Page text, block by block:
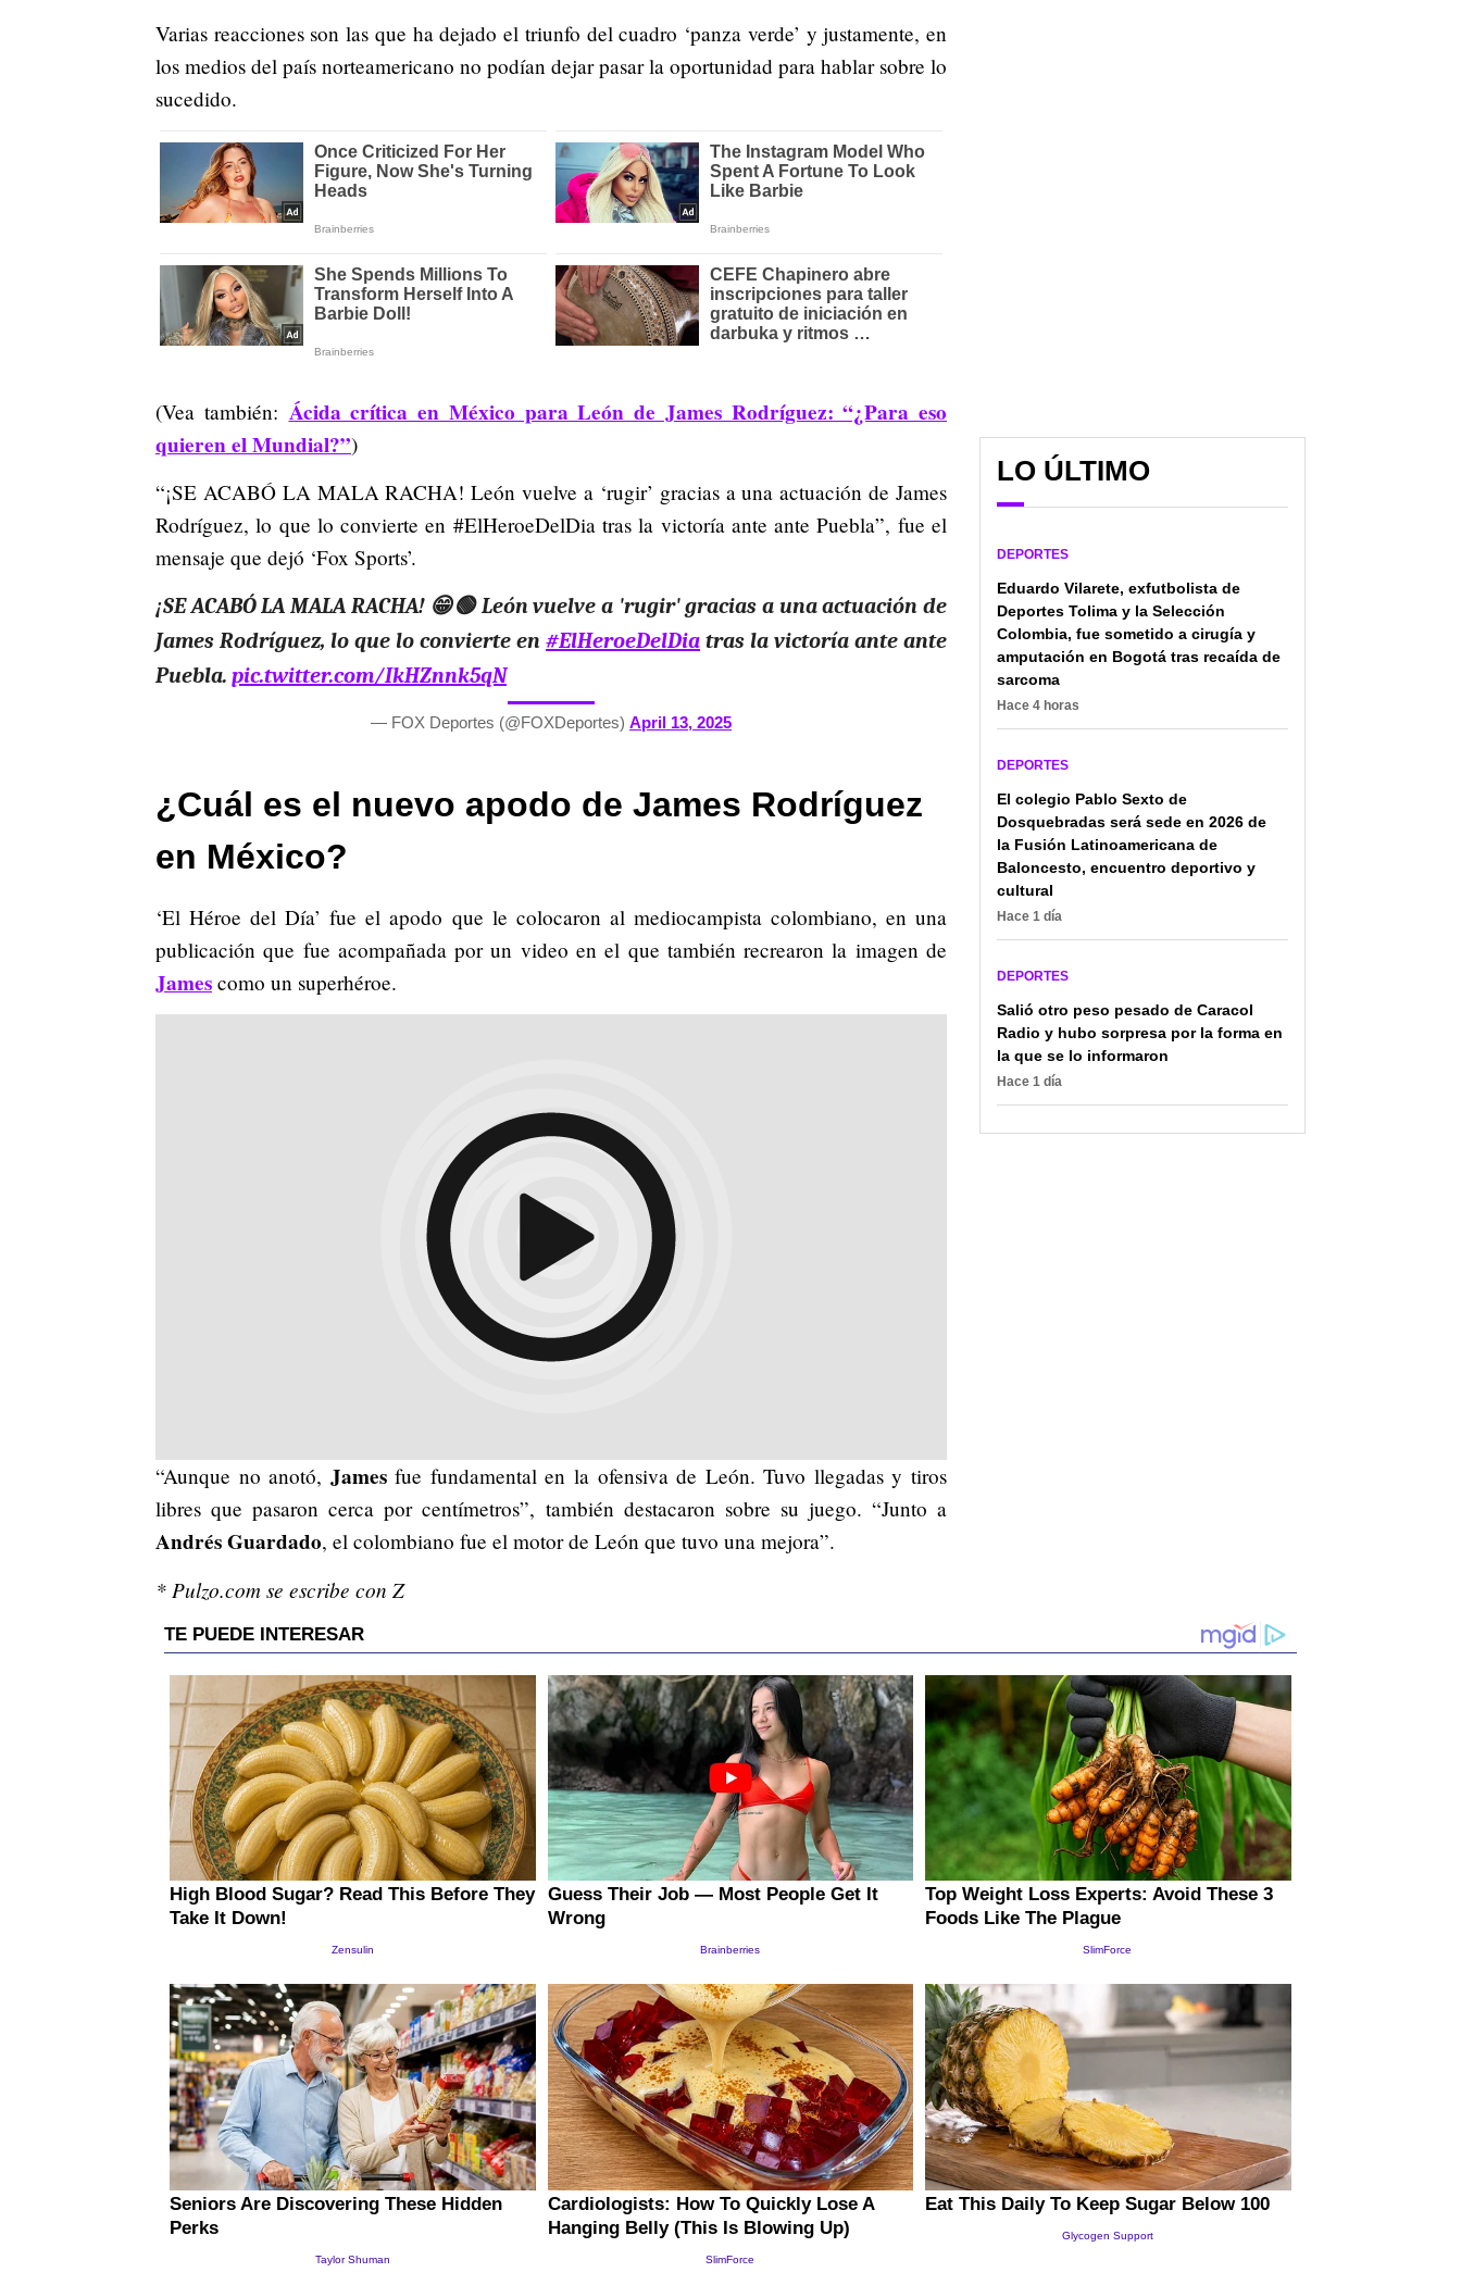
Varias reacciones son las que ha dejado el triunfo del cuadro ‘panza verde’ y justamente, en
los medios del país norteamericano no podían dejar pasar la oportunidad para hablar sobre lo
sucedido.
(Vea también: Ácida crítica en México para León de James Rodríguez: “¿Para eso
quieren el Mundial?”)
“¡SE ACABÓ LA MALA RACHA! León vuelve a ‘rugir’ gracias a una actuación de James
Rodríguez, lo que lo convierte en #ElHeroeDelDia tras la victoría ante ante Puebla”, fue el
mensaje que dejó ‘Fox Sports’.
¡SE ACABÓ LA MALA RACHA! 😁🟢 León vuelve a 'rugir' gracias a una actuación de
James Rodríguez, lo que lo convierte en #ElHeroeDelDia tras la victoría ante ante
Puebla. pic.twitter.com/IkHZnnk5qN
— FOX Deportes (@FOXDeportes) April 13, 2025
¿Cuál es el nuevo apodo de James Rodríguez
en México?
‘El Héroe del Día’ fue el apodo que le colocaron al mediocampista colombiano, en una
publicación que fue acompañada por un video en el que también recrearon la imagen de
James como un superhéroe.
“Aunque no anotó, Jamesfue fundamental en la ofensiva de León. Tuvo llegadas y tiros
libres que pasaron cerca por centímetros”, también destacaron sobre su juego. “Junto a
Andrés Guardado, el colombiano fue el motor de León que tuvo una mejora”.
* Pulzo.com se escribe con Z
LO ÚLTIMO
DEPORTES
Eduardo Vilarete, exfutbolista de
Deportes Tolima y la Selección
Colombia, fue sometido a cirugía y
amputación en Bogotá tras recaída de
sarcoma
Hace 4 horas
DEPORTES
El colegio Pablo Sexto de
Dosquebradas será sede en 2026 de
la Fusión Latinoamericana de
Baloncesto, encuentro deportivo y
cultural
Hace 1 día
DEPORTES
Salió otro peso pesado de Caracol
Radio y hubo sorpresa por la forma en
la que se lo informaron
Hace 1 día